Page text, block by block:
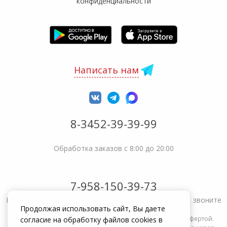
Написать нам
8-3452-39-39-99
Обработка заказов с 8:00 до 20:00
7-958-150-39-73
Не получается решить вопрос или возникла жалоба, звоните
Информация на сайте zakrepi.ru не является публичной офертой.
Продолжая использовать сайт, Вы даете
согласие на обработку файлов cookies в